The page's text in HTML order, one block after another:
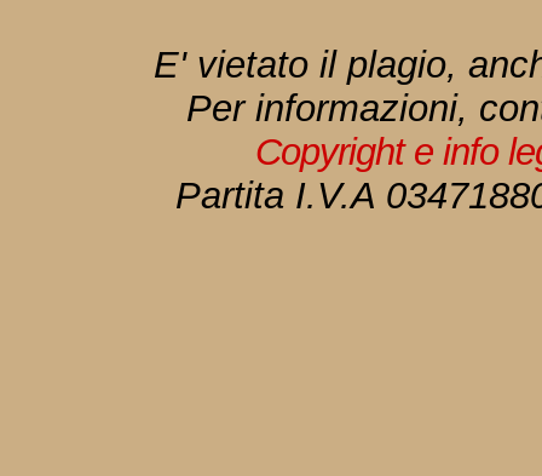
E' vietato il plagio,
Per informazioni,
Copyright e info
Partita I.V.A